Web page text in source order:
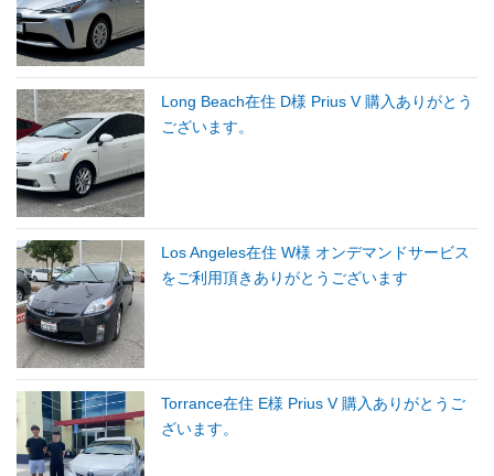
Long Beach在住 D様 Prius V 購入ありがとう
ございます。
Los Angeles在住 W様 オンデマンドサービス
をご利用頂きありがとうございます
Torrance在住 E様 Prius V 購入ありがとうご
ざいます。